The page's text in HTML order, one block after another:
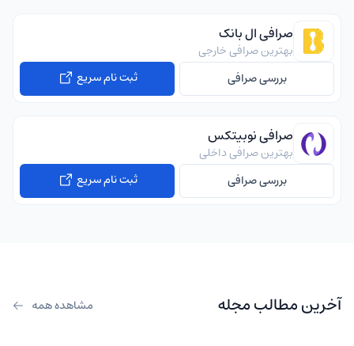
صرافی ال بانک
بهترین صرافی خارجی
بررسی صرافی
ثبت نام سریع
صرافی نوبیتکس
بهترین صرافی داخلی
بررسی صرافی
ثبت نام سریع
آخرین مطالب مجله مشاهده همه